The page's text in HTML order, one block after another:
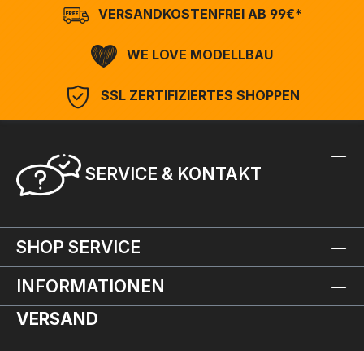
VERSANDKOSTENFREI AB 99€*
WE LOVE MODELLBAU
SSL ZERTIFIZIERTES SHOPPEN
SERVICE & KONTAKT
SHOP SERVICE
INFORMATIONEN
VERSAND